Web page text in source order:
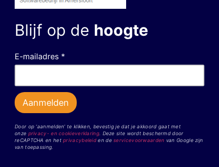
Blijf op de hoogte
E-mailadres *
Door op ‘aanmelden’ te klikken, bevestig je dat je akkoord gaat met
onze privacy- en cookieverklaring. Deze site wordt beschermd door
reCAPTCHA en hetprivacybeleid en deservicevoorwaarden van Google zijn
van toepassing.